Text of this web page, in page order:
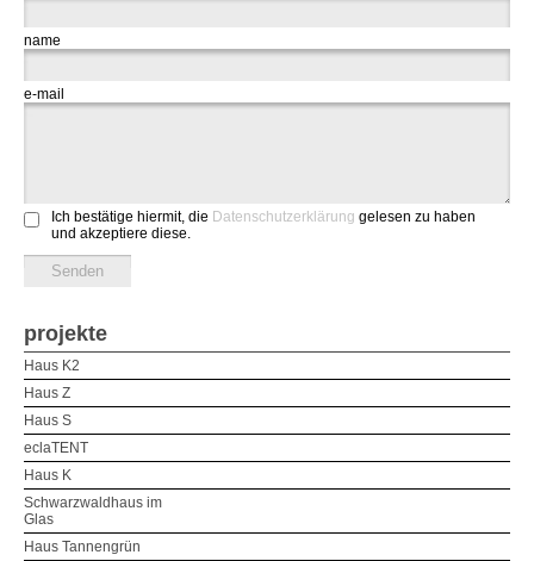
name
e-mail
Ich bestätige hiermit, die Datenschutzerklärung gelesen zu haben
und akzeptiere diese.
projekte
Haus K2
Haus Z
Haus S
eclaTENT
Haus K
Schwarzwaldhaus im
Glas
Haus Tannengrün